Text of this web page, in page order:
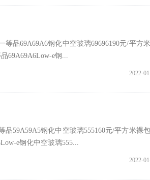
品69A69A6钢化中空玻璃69696190元/平方
69A69A6Low-e钢...
2022-
59A59A5钢化中空玻璃555160元/平方米裸
e钢化中空玻璃555...
2022-